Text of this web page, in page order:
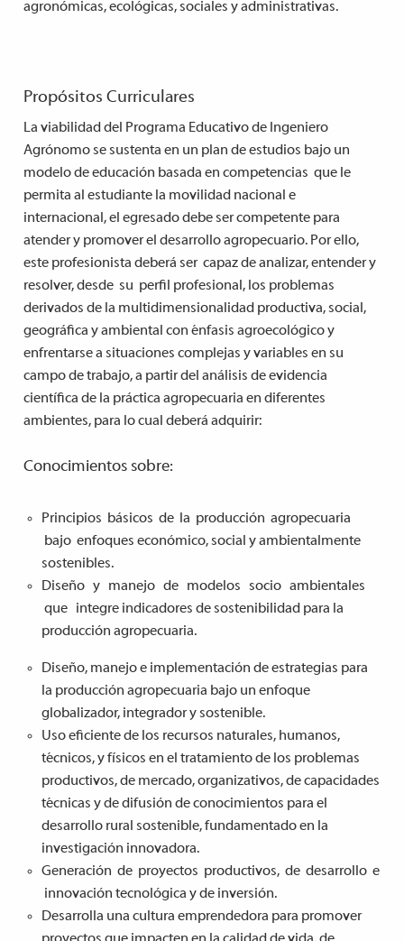
agronómicas, ecológicas, sociales y administrativas.
Propósitos Curriculares
La viabilidad del Programa Educativo de Ingeniero
Agrónomo se sustenta en un plan de estudios bajo un
modelo de educación basada en competencias que le
permita al estudiante la movilidad nacional e
internacional, el egresado debe ser competente para
atender y promover el desarrollo agropecuario. Por ello,
este profesionista deberá ser capaz de analizar, entender y
resolver, desde su perfil profesional, los problemas
derivados de la multidimensionalidad productiva, social,
geográfica y ambiental con énfasis agroecológico y
enfrentarse a situaciones complejas y variables en su
campo de trabajo, a partir del análisis de evidencia
científica de la práctica agropecuaria en diferentes
ambientes, para lo cual deberá adquirir:
Conocimientos sobre:
Principios básicos de la producción agropecuaria
bajo enfoques económico, social y ambientalmente
sostenibles.
Diseño y manejo de modelos socio ambientales
que integre indicadores de sostenibilidad para la
producción agropecuaria.
Diseño, manejo e implementación de estrategias para
la producción agropecuaria bajo un enfoque
globalizador, integrador y sostenible.
Uso eficiente de los recursos naturales, humanos,
técnicos, y físicos en el tratamiento de los problemas
productivos, de mercado, organizativos, de capacidades
técnicas y de difusión de conocimientos para el
desarrollo rural sostenible, fundamentado en la
investigación innovadora.
Generación de proyectos productivos, de desarrollo e
innovación tecnológica y de inversión.
Desarrolla una cultura emprendedora para promover